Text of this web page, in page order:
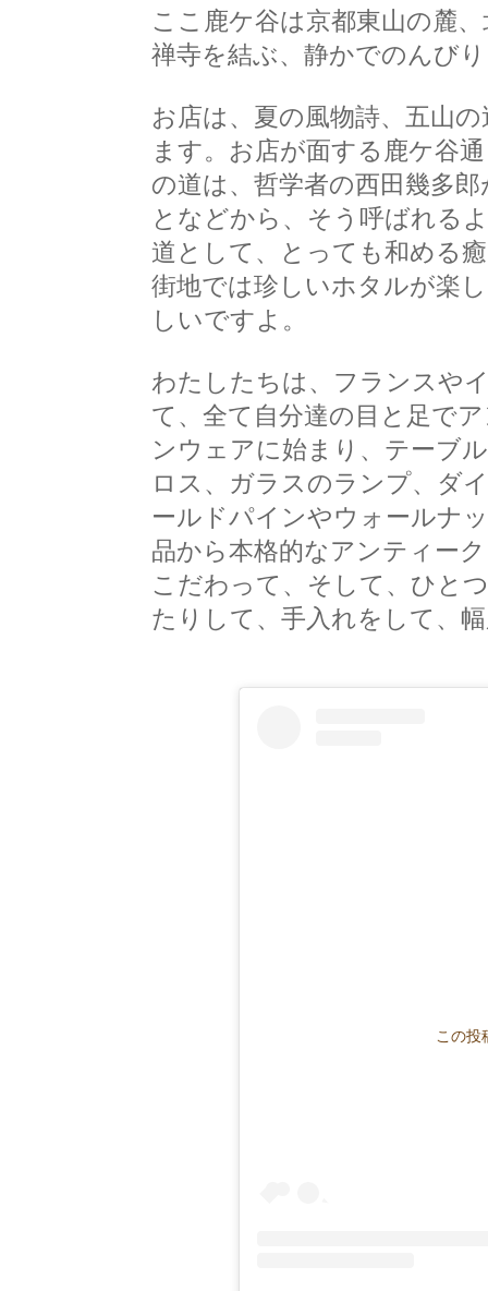
ここ鹿ケ谷は京都東山の麓
禅寺を結ぶ、静かでのんび
お店は、夏の風物詩、五山
ます。お店が面する鹿ケ谷
の道は、哲学者の西田幾多
となどから、そう呼ばれる
道として、とっても和める
街地では珍しいホタルが楽
しいですよ。
わたしたちは、フランスや
て、全て自分達の目と足で
ンウェアに始まり、テーブ
ロス、ガラスのランプ、ダ
ールドパインやウォールナ
品から本格的なアンティー
こだわって、そして、ひと
たりして、手入れをして、
この